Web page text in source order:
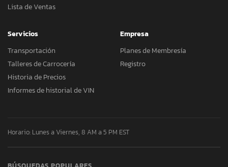
Lista de Ventas
Servicios
Transportación
Talleres de Carrocería
Historia de Precios
Informes de historial de VIN
Empresa
Planes de Membresía
Registro
Horario: Lunes a Viernes, 8 AM a 5 PM EST